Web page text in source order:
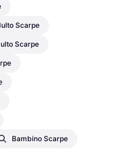
Scarpe
Scarpe
Bambino Scarpe